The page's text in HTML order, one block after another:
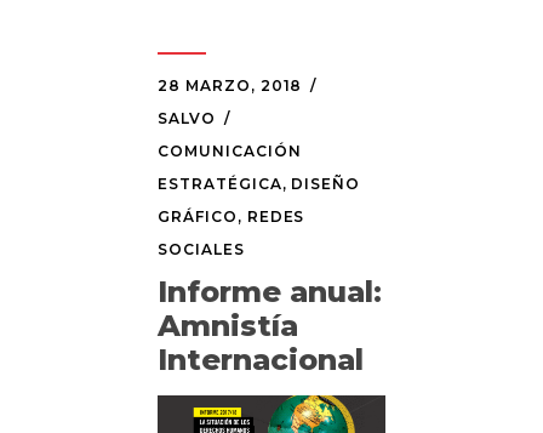
28 MARZO, 2018
SALVO
COMUNICACIÓN
ESTRATÉGICA, DISEÑO
GRÁFICO , REDES
SOCIALES
Informe anual:
Amnistía
Internacional